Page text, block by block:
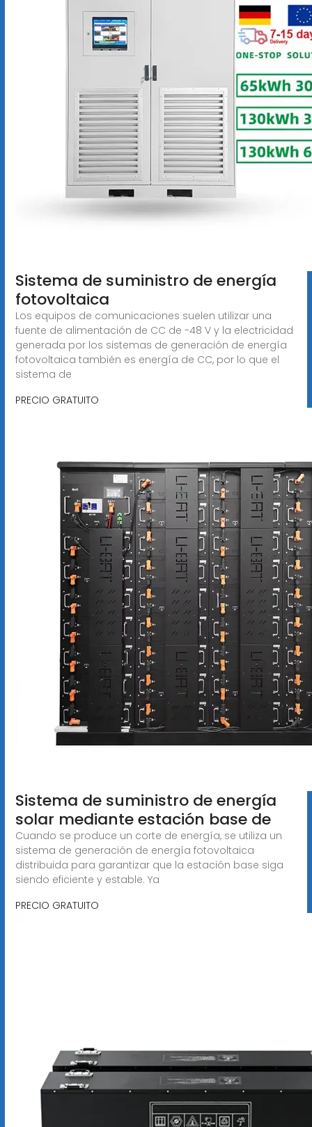
Sistema de suministro de energía
fotovoltaica
Los equipos de comunicaciones suelen utilizar una
fuente de alimentación de CC de -48 V y la electricidad
generada por los sistemas de generación de energía
fotovoltaica también es energía de CC, por lo que el
sistema de
PRECIO GRATUITO
Sistema de suministro de energía
solar mediante estación base de
Cuando se produce un corte de energía, se utiliza un
sistema de generación de energía fotovoltaica
distribuida para garantizar que la estación base siga
siendo eficiente y estable. Ya
PRECIO GRATUITO